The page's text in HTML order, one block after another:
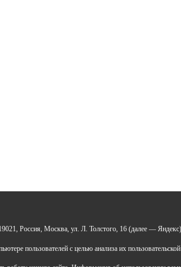
Россия, Москва, ул. Л. Толстого, 16 (далее —
пользователей с целью анализа их пользовательской
«Аврора»